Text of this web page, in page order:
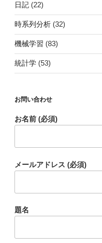
日記 (22)
時系列分析 (32)
機械学習 (83)
統計学 (53)
お問い合わせ
お名前 (必須)
メールアドレス (必須)
題名